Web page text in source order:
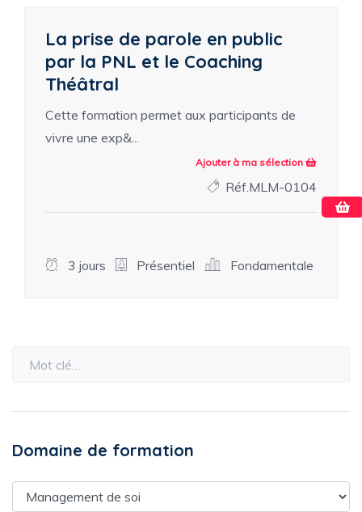
Domaine de formation
La prise de parole en public
par la PNL et le Coaching
Théâtral
Cette formation permet aux participants de
vivre une exp&...
Ajouter à ma sélection
Réf.MLM-0104
3 jours Présentiel Fondamentale